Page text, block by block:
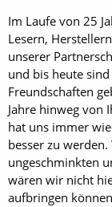
Im Laufe von 25
Lesern,
unserer
und bis heute
Freundschaften
Jahre hinweg von
hat uns immer
besser zu
ungeschminkten
wären wir nicht
aufbringen